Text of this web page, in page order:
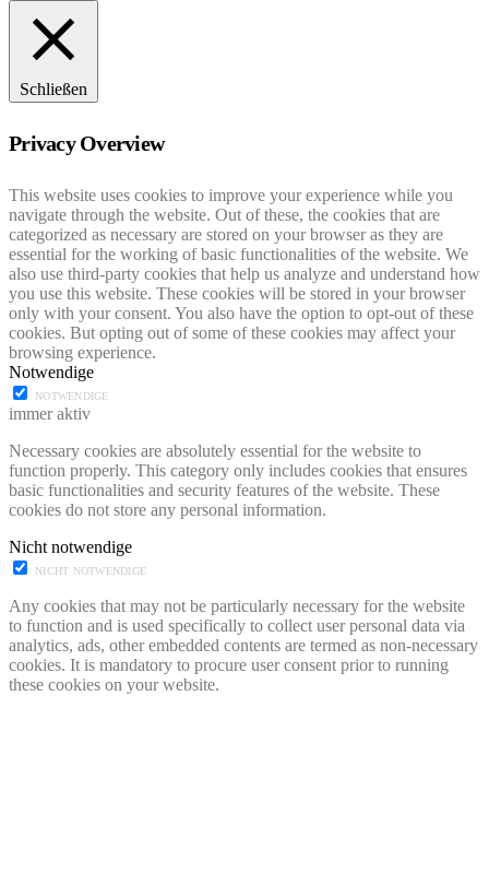
Schließen
Privacy Overview
This website uses cookies to improve your experience while you
navigate through the website. Out of these, the cookies that are
categorized as necessary are stored on your browser as they are
essential for the working of basic functionalities of the website. We
also use third-party cookies that help us analyze and understand how
you use this website. These cookies will be stored in your browser
only with your consent. You also have the option to opt-out of these
cookies. But opting out of some of these cookies may affect your
browsing experience.
Notwendige
NOTWENDIGE
immer aktiv
Necessary cookies are absolutely essential for the website to
function properly. This category only includes cookies that ensures
basic functionalities and security features of the website. These
cookies do not store any personal information.
Nicht notwendige
NICHT NOTWENDIGE
Any cookies that may not be particularly necessary for the website
to function and is used specifically to collect user personal data via
analytics, ads, other embedded contents are termed as non-necessary
cookies. It is mandatory to procure user consent prior to running
these cookies on your website.